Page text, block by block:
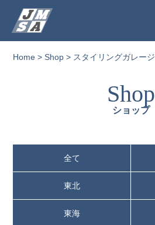
Home >Shop > スタイリングガレージ
Shop
ショップ
全て
東北
東海